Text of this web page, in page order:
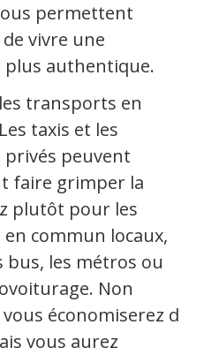
permettent
vivre une
plus authentique.
transports en
taxis et les
peuvent
faire grimper la
plutôt pour les
commun locaux,
bus, les métros ou
Non
économiserez de
vous aurez